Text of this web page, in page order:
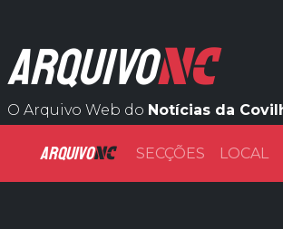
ARQUIVONC
O Arquivo Web do Notícias da
ARQUIVONC SECÇÕES LOCAL